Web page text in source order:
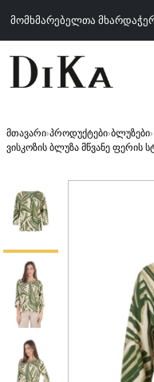
მომხმარებელთა
მთავარი›პროდუქტები›ბლუზები›
ვისკოზის ბლუზა მწვანე ფერის